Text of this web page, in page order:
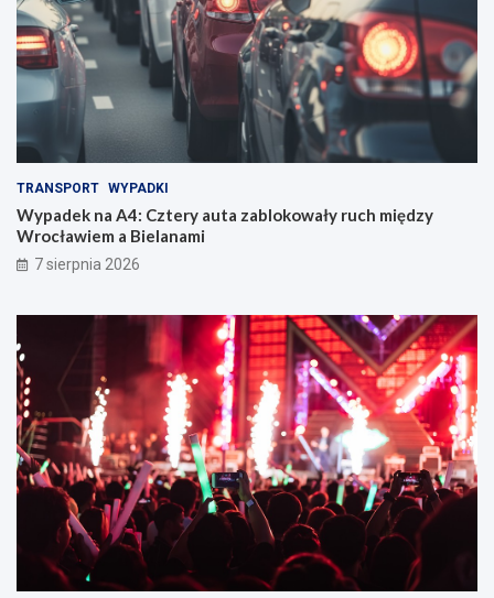
TRANSPORT WYPADKI
Wypadek na A4: Cztery auta zablokowały ruch między
Wrocławiem a Bielanami
7 sierpnia 2026